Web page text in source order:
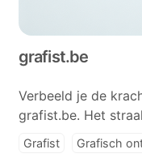
grafist.be
Verbeeld je de
grafist.be. Het
Grafist Grafisch